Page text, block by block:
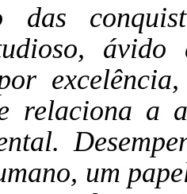
das
relaciona a
um